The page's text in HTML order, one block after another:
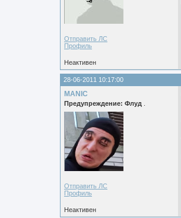
Отправить ЛС
Профиль
Неактивен
28-06-2011 10:17:00
MANIC
Предупреждение: Флуд
Отправить ЛС
Профиль
Неактивен